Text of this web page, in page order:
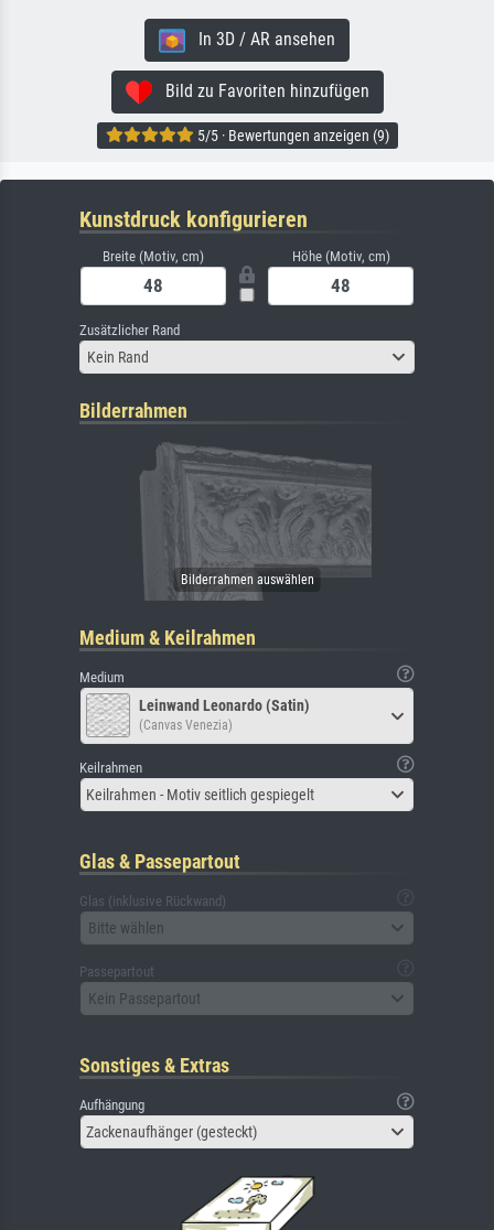
In 3D / AR ansehen
Bild zu Favoriten hinzufügen
5/5 · Bewertungen anzeigen (9)
Kunstdruck konfigurieren
Breite (Motiv, cm) Höhe (Motiv, cm)
Zusätzlicher Rand
Kein Rand
Bilderrahmen
Medium & Keilrahmen
Medium
Leinwand Leonardo (Satin)
(Canvas Venezia)
Keilrahmen
Keilrahmen - Motiv seitlich gespiegelt
Glas & Passepartout
Glas (inklusive Rückwand)
Bitte wählen
Passepartout
Kein Passepartout
Sonstiges & Extras
Aufhängung
Zackenaufhänger (gesteckt)